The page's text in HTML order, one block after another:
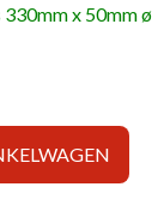
330mm x 50mm ø